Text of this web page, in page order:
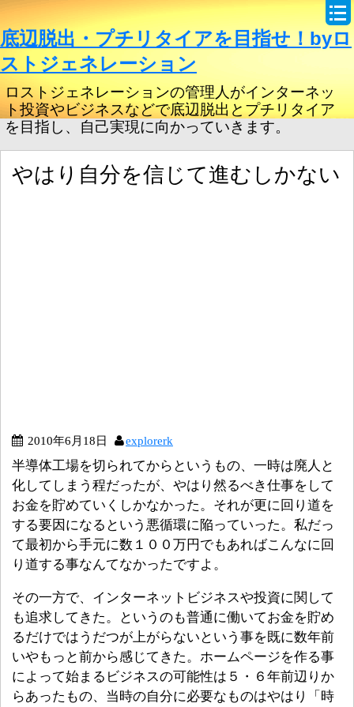
底辺脱出・プチリタイアを目指せ！byロ
ストジェネレーション
ロストジェネレーションの管理人がインターネッ
ト投資やビジネスなどで底辺脱出とプチリタイア
を目指し、自己実現に向かっていきます。
やはり自分を信じて進むしかない
2010年6月18日 explorerk
半導体工場を切られてからというもの、一時は廃人と
化してしまう程だったが、やはり然るべき仕事をして
お金を貯めていくしかなかった。それが更に回り道を
する要因になるという悪循環に陥っていった。私だっ
て最初から手元に数１００万円でもあればこんなに回
り道する事なんてなかったですよ。
その一方で、インターネットビジネスや投資に関して
も追求してきた。というのも普通に働いてお金を貯め
るだけではうだつが上がらないという事を既に数年前
いやもっと前から感じてきた。ホームページを作る事
によって始まるビジネスの可能性は５・６年前辺りか
らあったもの、当時の自分に必要なものはやはり「時